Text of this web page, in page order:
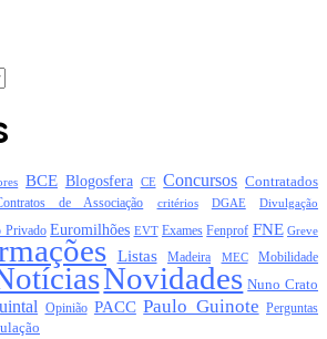
BCE Blogosfera CE Concursos Contratados
de Associação critérios DGAE Divulgação
Privado Euromilhões EVT Exames Fenprof FNE Greve
Listas Madeira MEC Mobilidade
Novidades Nuno Crato
Opinião PACC Paulo Guinote Perguntas